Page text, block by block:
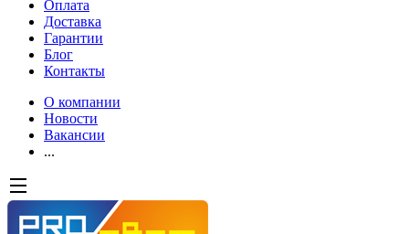
Оплата
Доставка
Гарантии
Блог
Контакты
О компании
Новости
Вакансии
...